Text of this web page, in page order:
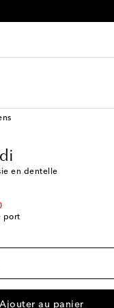
en dentelle
port
Ajouter au panier